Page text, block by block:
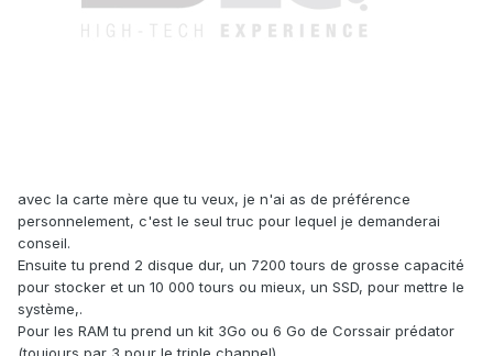
avec la carte mère que tu veux, je n'ai as de préférence
personnelement, c'est le seul truc pour lequel je demanderai
conseil.
Ensuite tu prend 2 disque dur, un 7200 tours de grosse capacité
pour stocker et un 10 000 tours ou mieux, un SSD, pour mettre le
système,.
Pour les RAM tu prend un kit 3Go ou 6 Go de Corssair prédator